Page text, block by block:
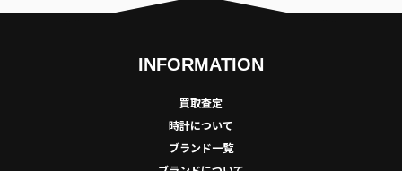
INFORMATION
買取査定
時計について
ブランド一覧